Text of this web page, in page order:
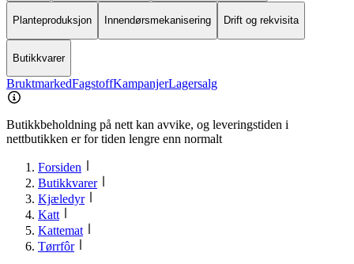
Planteproduksjon Innendørsmekanisering Drift og rekvisita
Butikkvarer
BruktmarkedFagstoffKampanjerLagersalg
Butikkbeholdning på nett kan avvike, og leveringstiden i
nettbutikken er for tiden lengre enn normalt
Forsiden
Butikkvarer
Kjæledyr
Katt
Kattemat
Tørrfôr